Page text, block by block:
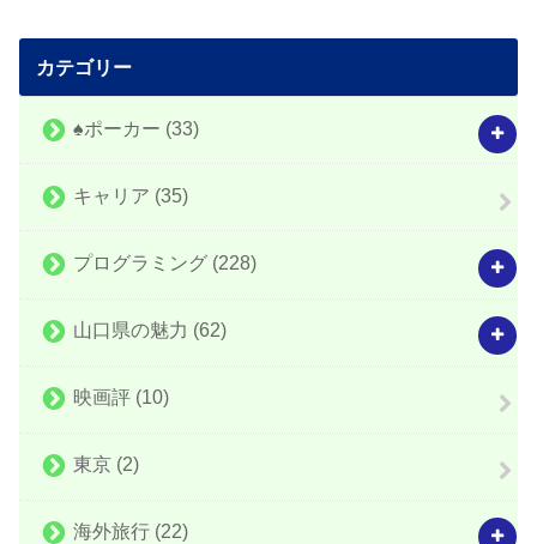
カテゴリー
♠️ポーカー (33)
キャリア (35)
プログラミング (228)
山口県の魅力 (62)
映画評 (10)
東京 (2)
海外旅行 (22)